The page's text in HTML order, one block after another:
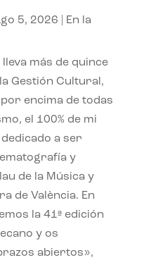
5, 2026
En la
más de quince
Gestión Cultural,
encima de todas
el 100% de mi
a ser
y
de la Música y
de València. En
la 41ª edición
y os
abiertos»,